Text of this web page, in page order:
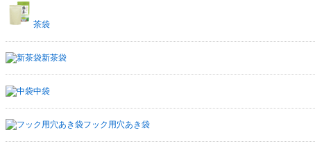
茶袋
新茶袋
中袋
フック用穴あき袋